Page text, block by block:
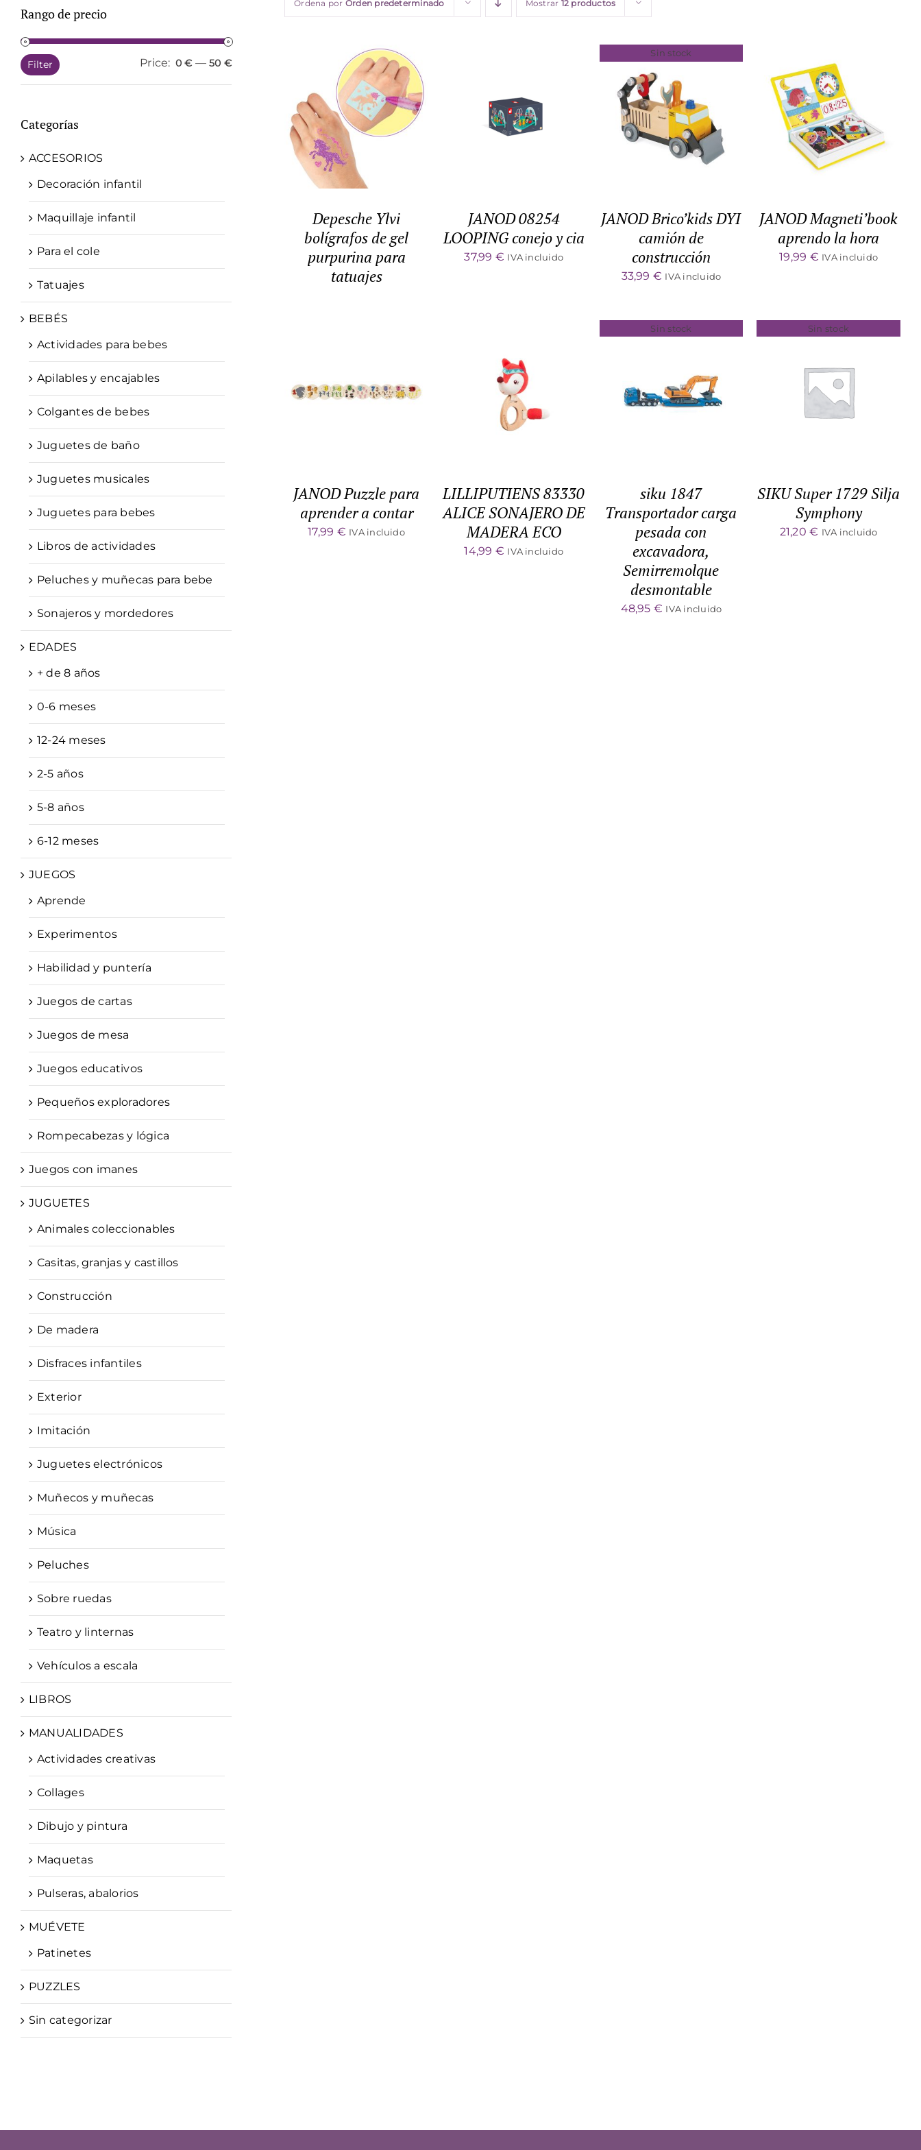
Ordena por Orden predeterminado Mostrar 12 productos
DETALLES
Depesche Ylvi
bolígrafos de gel
purpurina para
tatuajes
ADD TO CART
DETALLES
JANOD 08254
LOOPING conejo y cia
37,99 € IVA incluido
Sin stock
DETALLES
JANOD Brico’kids DYI
camión de
construcción
33,99 € IVA incluido
ADD TO CART
DETALLES
JANOD Magneti’book
aprendo la hora
19,99 € IVA incluido
ADD TO CART
/
DETALLES
JANOD Puzzle para
aprender a contar
17,99 € IVA incluido
ADD TO CART
DETALLES
LILLIPUTIENS 83330
ALICE SONAJERO DE
MADERA ECO
14,99 € IVA incluido
Sin stock
DETALLES
siku 1847
Transportador carga
pesada con
excavadora,
Semirremolque
desmontable
48,95 € IVA incluido
Sin stock
DETALLES
SIKU Super 1729 Silja
Symphony
21,20€ IVA incluido
Rango de precio
Min
price
Max
price
Filter Price: 0 € —50 €
Categorías
ACCESORIOS
Decoración infantil
Maquillaje infantil
Para el cole
Tatuajes
BEBÉS
Actividades para bebes
Apilables y encajables
Colgantes de bebes
Juguetes de baño
Juguetes musicales
Juguetes para bebes
Libros de actividades
Peluches y muñecas para bebe
Sonajeros y mordedores
EDADES
+ de 8 años
0-6 meses
12-24 meses
2-5 años
5-8 años
6-12 meses
JUEGOS
Aprende
Experimentos
Habilidad y puntería
Juegos de cartas
Juegos de mesa
Juegos educativos
Pequeños exploradores
Rompecabezas y lógica
Juegos con imanes
JUGUETES
Animales coleccionables
Casitas, granjas y castillos
Construcción
De madera
Disfraces infantiles
Exterior
Imitación
Juguetes electrónicos
Muñecos y muñecas
Música
Peluches
Sobre ruedas
Teatro y linternas
Vehículos a escala
LIBROS
MANUALIDADES
Actividades creativas
Collages
Dibujo y pintura
Maquetas
Pulseras, abalorios
MUÉVETE
Patinetes
PUZZLES
Sin categorizar